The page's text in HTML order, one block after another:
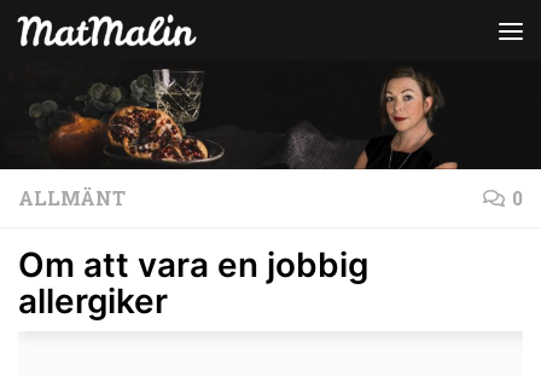
Hoppa till innehåll
ALLMÄNT 0
Om att vara en jobbig
allergiker